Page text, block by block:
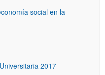
social en la
2017